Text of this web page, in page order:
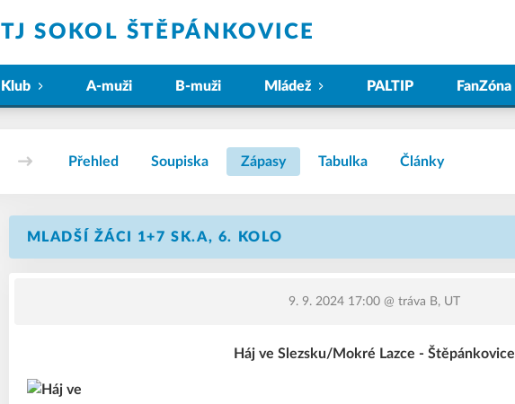
TJ SOKOL ŠTĚPÁNKOVICE
Klub A-muži B-muži Mládež PALTIP FanZóna
Přehled Soupiska Zápasy Tabulka Články
MLADŠÍ ŽÁCI 1+7 SK.A, 6. KOLO
9. 9. 2024 17:00 @ tráva B, UT
Háj ve Slezsku/Mokré Lazce - Štěpánkovice